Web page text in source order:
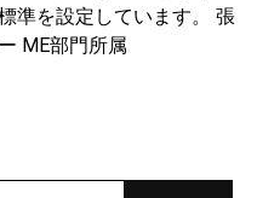
準を設定しています。 張
ME部門所属